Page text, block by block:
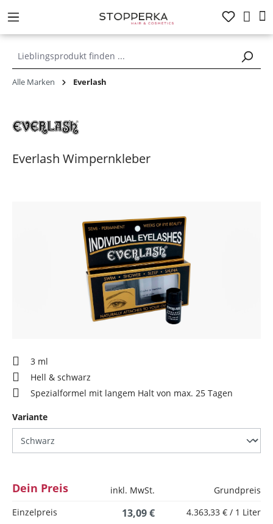
springen
Alle Marken Everlash
Everlash Wimpernkleber
3 ml
Hell & schwarz
Spezialformel mit langem Halt von max. 25 Tagen
Varianteauswählen
Dein Preis inkl. MwSt.
Grundpreis
Einzelpreis
13,09 € 4.363,33 € / 1 Liter